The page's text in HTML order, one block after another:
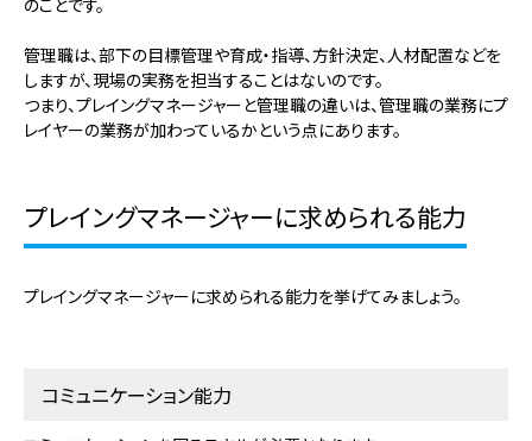
管理職は、部下の目標管理や育成・指導、方針決定、人材配置などを
しますが、現場の実務を担当することはないのです。
つまり、プレイングマネージャーと管理職の違いは、管理職の業務にプ
レイヤーの業務が加わっているかという点にあります。
プレイングマネージャーに求められる能力
プレイングマネージャーに求められる能力を挙げてみましょう。
コミュニケーション能力